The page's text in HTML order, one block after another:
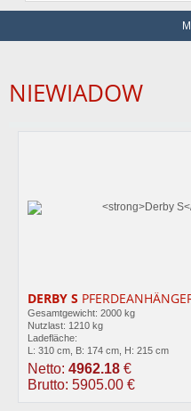
NIEWIADOW
DERBY S
Gesamtgewicht: 2000 kg
Nutzlast: 1210 kg
Ladefläche:
L: 310 cm, B: 174 cm, H: 215 cm
Netto: 4962.18 €
Brutto: 5905.00 €